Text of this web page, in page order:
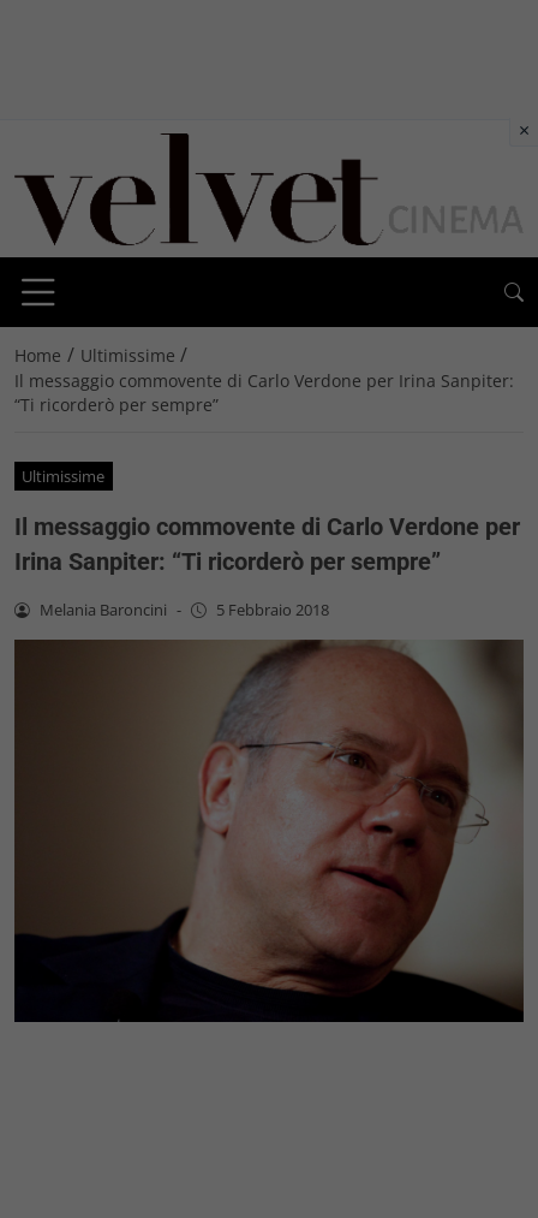
Home / Ultimissime /
Il messaggio commovente di Carlo Verdone per Irina Sanpiter:
“Ti ricorderò per sempre”
Ultimissime
Il messaggio commovente di Carlo Verdone per
Irina Sanpiter: “Ti ricorderò per sempre”
Melania Baroncini - 5 Febbraio 2018
×